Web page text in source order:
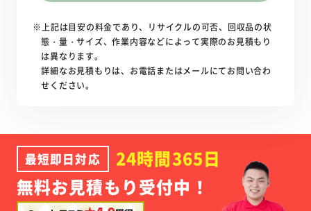
※上記は目安の料金であり、リサイクルの可否、回収品の状
態・量・サイズ、作業内容などによって実際のお見積もり
は異なります。
詳細なお見積もりは、お電話またはメールにてお問い合わ
せください。
最短即日対応
24時間365日
無料お見積もり受付中！